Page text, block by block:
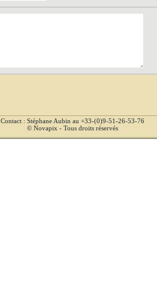
Contact : Stéphane Aubin au +33-(0)9-51-26-53-76
© Novapix - Tous droits réservés